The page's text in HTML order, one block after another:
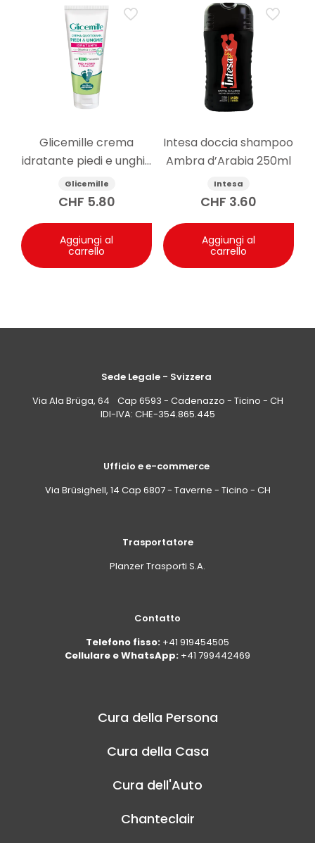
Glicemille crema
idratante piedi e unghie
100ml
Glicemille
CHF 5.80
Aggiungi al
carrello
Intesa doccia shampoo
Ambra d’Arabia 250ml
Intesa
CHF 3.60
Aggiungi al
carrello
Sede Legale - Svizzera
Via Ala Brüga, 64 Cap 6593 - Cadenazzo - Ticino - CH
IDI-IVA: CHE-354.865.445
Ufficio e e-commerce
Via Brüsighell, 14 Cap 6807 - Taverne - Ticino - CH
Trasportatore
Planzer Trasporti S.A.
Contatto
Telefono fisso: +41 919454505
Cellulare e WhatsApp: +41 799442469
Cura della Persona
Cura della Casa
Cura dell'Auto
Chanteclair